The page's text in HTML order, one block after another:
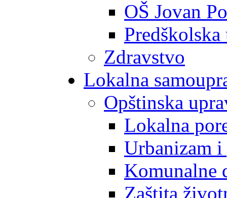
OŠ Jovan
Predškolska
Zdravstvo
Lokalna
Opštinska
Lokalna
Urbanizam
Komunalne
Zaštita